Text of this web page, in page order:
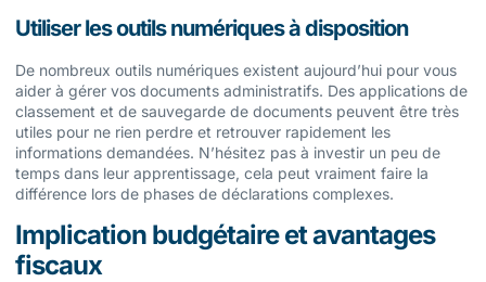
Utiliser les outils numériques à disposition
De nombreux outils numériques existent aujourd’hui pour vous
aider à gérer vos documents administratifs. Des applications de
classement et de sauvegarde de documents peuvent être très
utiles pour ne rien perdre et retrouver rapidement les
informations demandées. N’hésitez pas à investir un peu de
temps dans leur apprentissage, cela peut vraiment faire la
différence lors de phases de déclarations complexes.
Implication budgétaire et avantages
fiscaux